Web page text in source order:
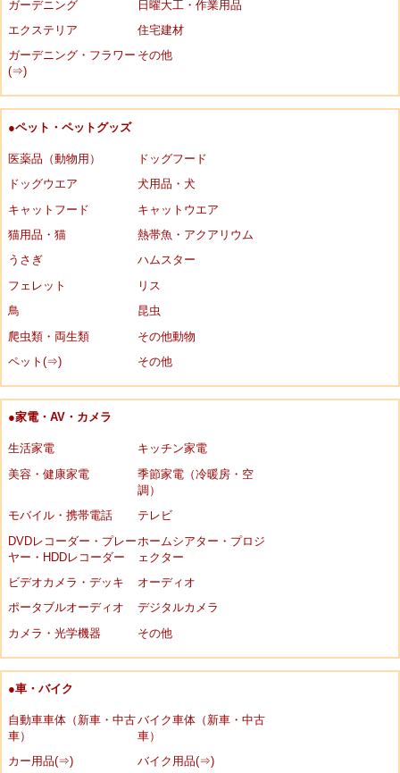
ガーデニング
日曜大工・作業用品
エクステリア
住宅建材
ガーデニング・フラワー
(⇒)
その他
●ペット・ペットグッズ
医薬品（動物用）
ドッグフード
ドッグウエア
犬用品・犬
キャットフード
キャットウエア
猫用品・猫
熱帯魚・アクアリウム
うさぎ
ハムスター
フェレット
リス
鳥
昆虫
爬虫類・両生類
その他動物
ペット(⇒)
その他
●家電・AV・カメラ
生活家電
キッチン家電
美容・健康家電
季節家電（冷暖房・空
調）
モバイル・携帯電話
テレビ
DVDレコーダー・プレー
ヤー・HDDレコーダー
ホームシアター・プロジ
ェクター
ビデオカメラ・デッキ
オーディオ
ポータブルオーディオ
デジタルカメラ
カメラ・光学機器
その他
●車・バイク
自動車車体（新車・中古
車）
バイク車体（新車・中古
車）
カー用品(⇒)
バイク用品(⇒)